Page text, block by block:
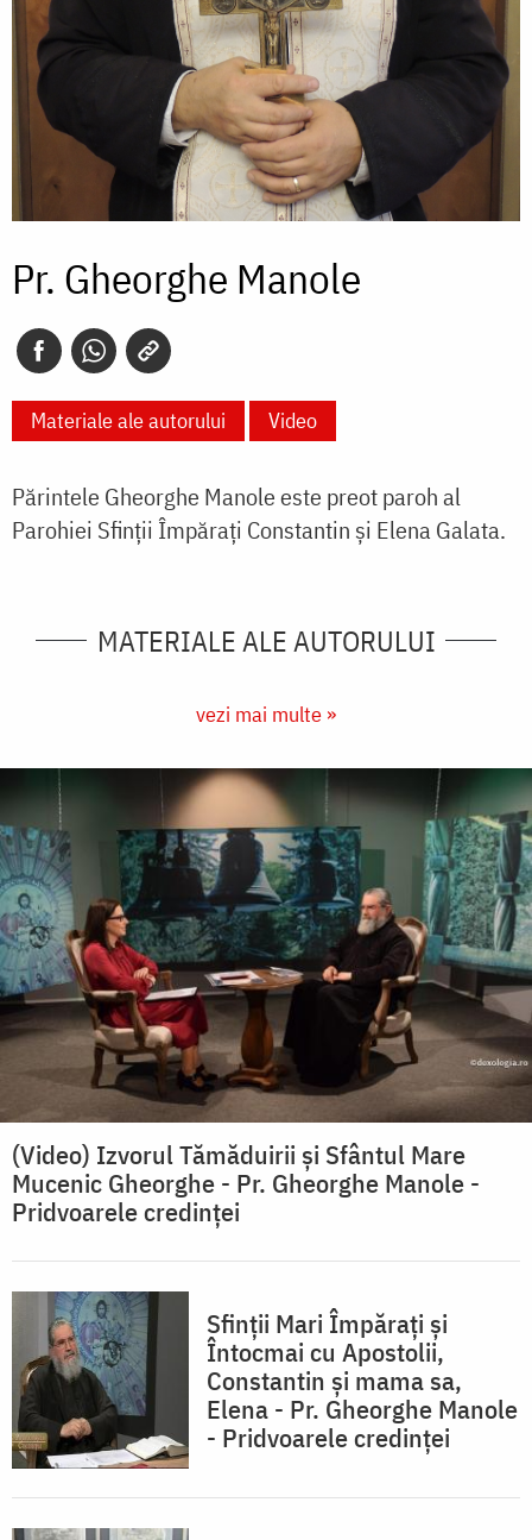
Pr. Gheorghe Manole
Materiale ale autorului Video
Părintele Gheorghe Manole este preot paroh al
Parohiei Sfinţii Împăraţi Constantin şi Elena Galata.
MATERIALE ALE AUTORULUI
vezi mai multe »
(Video) Izvorul Tămăduirii și Sfântul Mare
Mucenic Gheorghe - Pr. Gheorghe Manole -
Pridvoarele credinței
Sfinții Mari Împărați şi
Întocmai cu Apostolii,
Constantin şi mama sa,
Elena - Pr. Gheorghe Manole
- Pridvoarele credinței